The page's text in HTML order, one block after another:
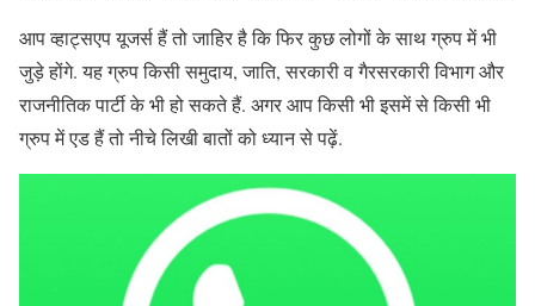
आप व्हाट्सएप यूजर्स हैं तो जाहिर है कि फिर कुछ लोगों के साथ ग्रुप में भी
जुड़े होंगे. यह ग्रुप किसी समुदाय, जाति, सरकारी व गैरसरकारी विभाग और
राजनीतिक पार्टी के भी हो सकते हैं. अगर आप किसी भी इसमें से किसी भी
ग्रुप में एड हैं तो नीचे लिखी बातों को ध्यान से पढ़ें.